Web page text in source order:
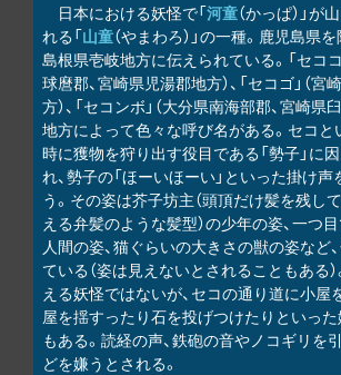
日本における妖怪で「河童（かっぱ）」
れる「山童（やまわろ）」の一種。鹿児島県
島根県壱岐地方に伝えられている。「セココ
球麿郡、宮崎県児湯郡地方）、「セコゴ」（
方）、「セコンボ」（大分県南海部郡、宮崎
地方によって色々な呼び名がある。セコと
時に獲物を狩り出す役目である「勢子」に
れ、勢子の「ほーいほーい」といった掛け
う。その姿は芥子坊主（頭頂だけ髪を残し
える弁髪のような髪型）の少年の姿、一つ
人間の姿、猫ぐらいの大きさの獣の姿など
ている（姿は見えないとされることもある
える妖怪ではないが、セコの通り道に小屋
屋を揺すったり石を投げつけたりといっ
もある。読経の声、鉄砲の音やノコギリを
どを嫌うとされる。